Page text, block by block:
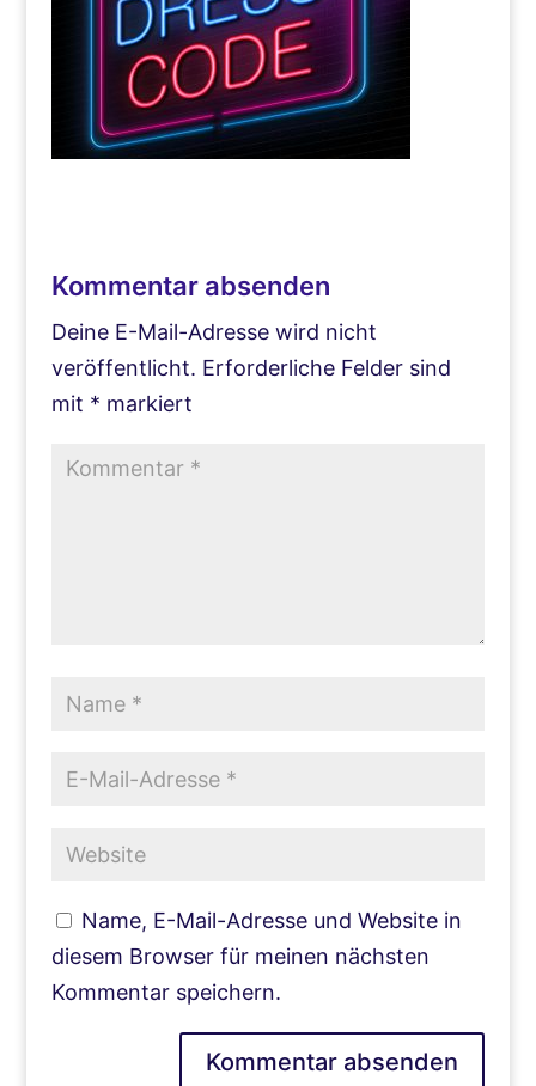
Kommentar absenden
Deine E-Mail-Adresse wird nicht
veröffentlicht. Erforderliche Felder sind
mit * markiert
Name, E-Mail-Adresse und Website in
diesem Browser für meinen nächsten
Kommentar speichern.